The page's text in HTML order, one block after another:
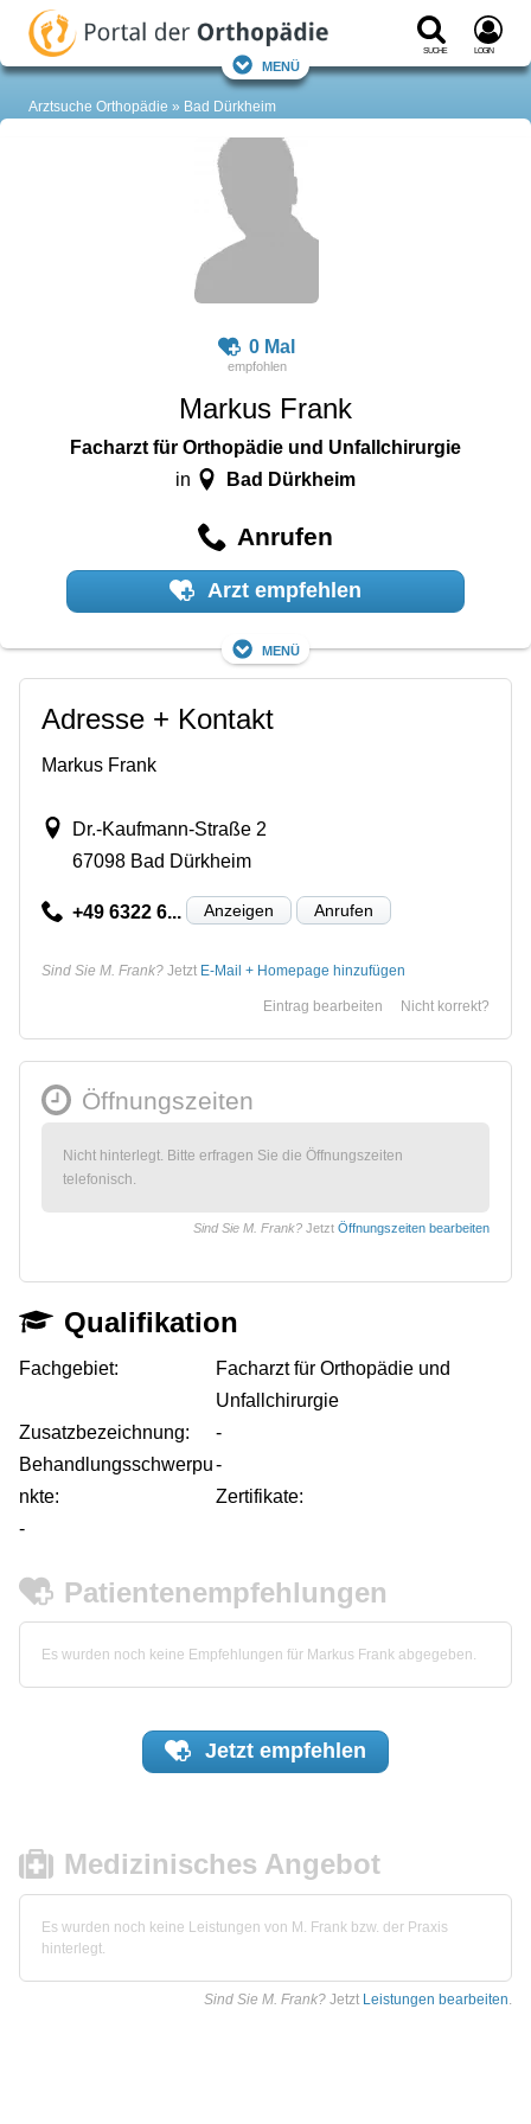
Suche Login
Menü
Arztsuche Orthopädie Bad Dürkheim
0 Mal
Markus Frank
Facharzt für Orthopädie und Unfallchirurgie
in Bad Dürkheim
Anrufen
Arzt empfehlen
Menü
Adresse + Kontakt
Markus Frank
Dr.-Kaufmann-Straße 2
67098 Bad Dürkheim
+49 6322 6... Anzeigen Anrufen
Sind Sie M. Frank? Jetzt E-Mail + Homepage hinzufügen
Nicht korrekt?
Eintrag bearbeiten
Öffnungszeiten
Nicht hinterlegt. Bitte erfragen Sie die Öffnungszeiten
telefonisch.
Sind Sie M. Frank? Jetzt Öffnungszeiten bearbeiten
Qualifikation
Fachgebiet:
Facharzt für Orthopädie und
Unfallchirurgie
Zusatzbezeichnung:
-
Behandlungsschwerpu
nkte:
-
Zertifikate:
-
Patientenempfehlungen
Es wurden noch keine Empfehlungen für Markus Frank abgegeben.
Jetzt empfehlen
Medizinisches Angebot
Es wurden noch keine Leistungen von M. Frank bzw. der Praxis
hinterlegt.
Sind Sie M. Frank? Jetzt Leistungen bearbeiten.